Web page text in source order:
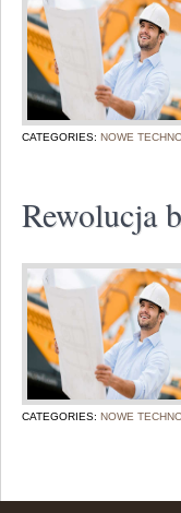
CATEGORIES: NOWE
Rewolucja
CATEGORIES: NOWE